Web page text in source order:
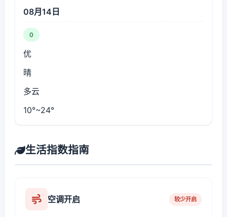
08月14日
0
优
晴
多云
10°~24°
生活指数指南
空调开启 较少开启